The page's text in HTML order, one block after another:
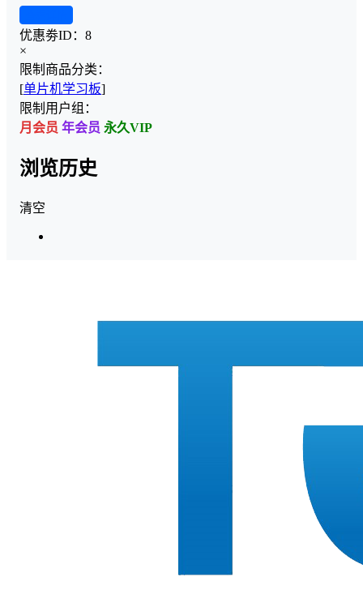
优惠劵ID： 8
×
限制商品分类：
[单片机学习板]
限制用户组：
月会员 年会员 永久VIP
浏览历史
清空